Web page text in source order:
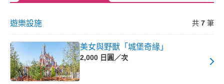
遊樂設施 共 7 筆
美女與野獸「城堡奇緣」
2,000 日圓／次